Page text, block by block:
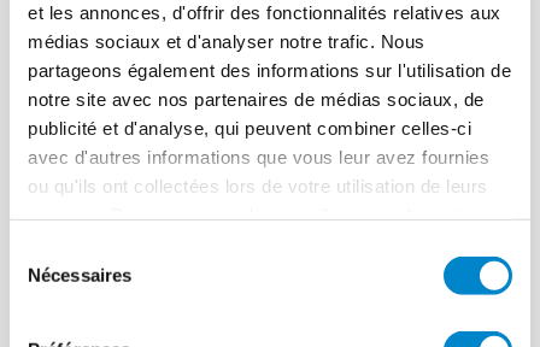
et les annonces, d'offrir des fonctionnalités relatives aux
médias sociaux et d'analyser notre trafic. Nous
partageons également des informations sur l'utilisation de
notre site avec nos partenaires de médias sociaux, de
publicité et d'analyse, qui peuvent combiner celles-ci
avec d'autres informations que vous leur avez fournies
ou qu'ils ont collectées lors de votre utilisation de leurs
Nécessaires
Schnelle Applikation und
Aushärtung:Minimaler Zeitaufwand und
schnelle Fertigstellung.
Farbig ausführbare Versiegelung:Erlaubt
Anpassungen, die den ästhetischen Ansprüchen
gerecht werden.